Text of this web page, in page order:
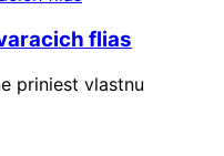
flias
priniest vlastnu